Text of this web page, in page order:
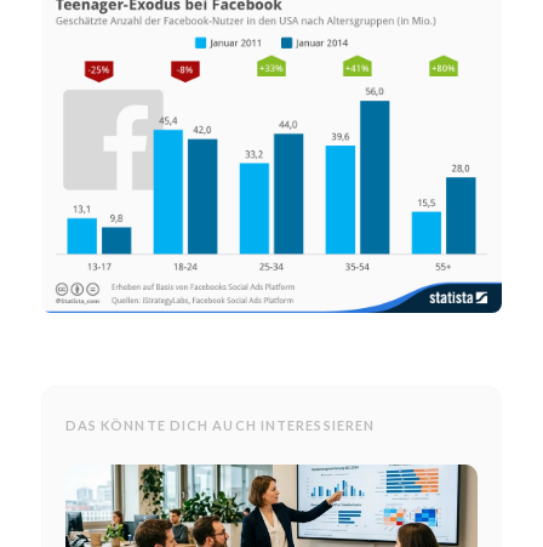
DAS KÖNNTE DICH AUCH INTERESSIEREN